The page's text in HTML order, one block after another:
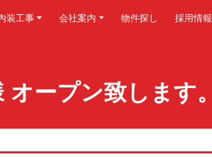
装工事 会社案内 物件探し 採用情報
ープン致します。